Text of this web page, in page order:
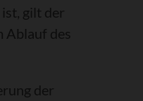
gilt der
Ablauf des
der